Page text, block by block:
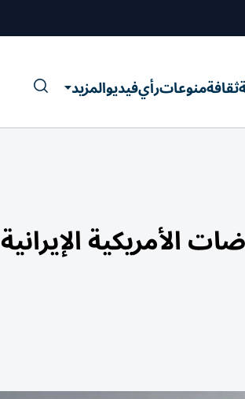
ثقافةمنوعاترأيفيديوالمزيد
الأمريكية الإيرانية